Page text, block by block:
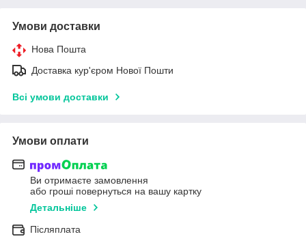
Умови доставки
Нова Пошта
Доставка кур'єром Нової Пошти
Всі умови доставки
Умови оплати
Ви отримаєте замовлення
або гроші повернуться на вашу картку
Детальніше
Післяплата